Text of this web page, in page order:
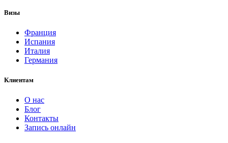
Визы
Франция
Испания
Италия
Германия
Клиентам
О нас
Блог
Контакты
Запись онлайн